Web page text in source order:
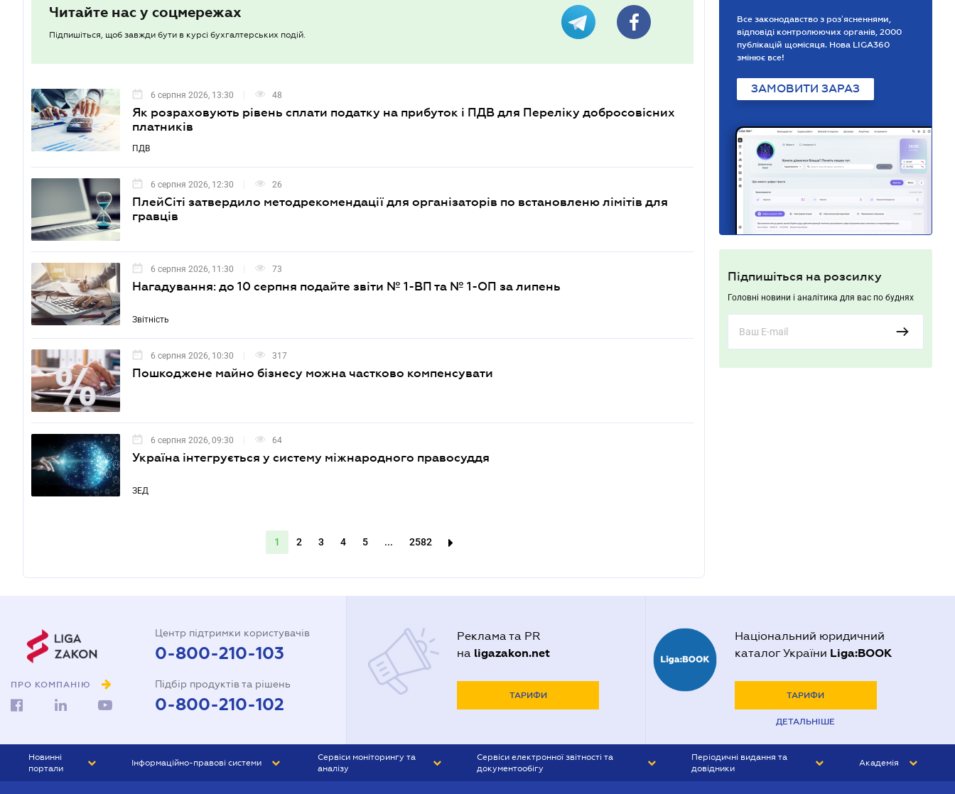
Читайте нас у соцмережах
Підпишіться, щоб завжди бути в курсі бухгалтерських подій.
6 серпня 2026, 13:30 48
Як розраховують рівень сплати податку на прибуток і ПДВ для Переліку добросовісних
платників
ПДВ
6 серпня 2026, 12:30 26
ПлейСіті затвердило методрекомендації для організаторів по встановленю лімітів для
гравців
6 серпня 2026, 11:30 73
Нагадування: до 10 серпня подайте звіти № 1-ВП та № 1-ОП за липень
Звітність
6 серпня 2026, 10:30 317
Пошкоджене майно бізнесу можна частково компенсувати
6 серпня 2026, 09:30 64
Україна інтегрується у систему міжнародного правосуддя
ЗЕД
1 2 3 4 5 ... 2582
Все законодавство з розʼясненнями,
відповіді контролюючих органів, 2000
публікацій щомісяця. Нова LIGA360
змінює все!
ЗАМОВИТИ ЗАРАЗ
Підпишіться на розсилку
Головні новини і аналітика для вас по буднях
ПРО КОМПАНІЮ
Центр підтримки користувачів
0-800-210-103
Підбір продуктів та рішень
0-800-210-102
Реклама та PR
на ligazakon.net
ТАРИФИ
Національний юридичний
каталог України Liga:BOOK
ТАРИФИ
ДЕТАЛЬНІШЕ
Новинні
портали
Інформаційно-правові системи
Сервіси моніторингу та
аналізу
Сервіси електронної звітності та
документообігу
Періодичні видання та
довідники
Академія